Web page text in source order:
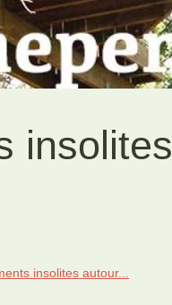
insolites
insolites autour...